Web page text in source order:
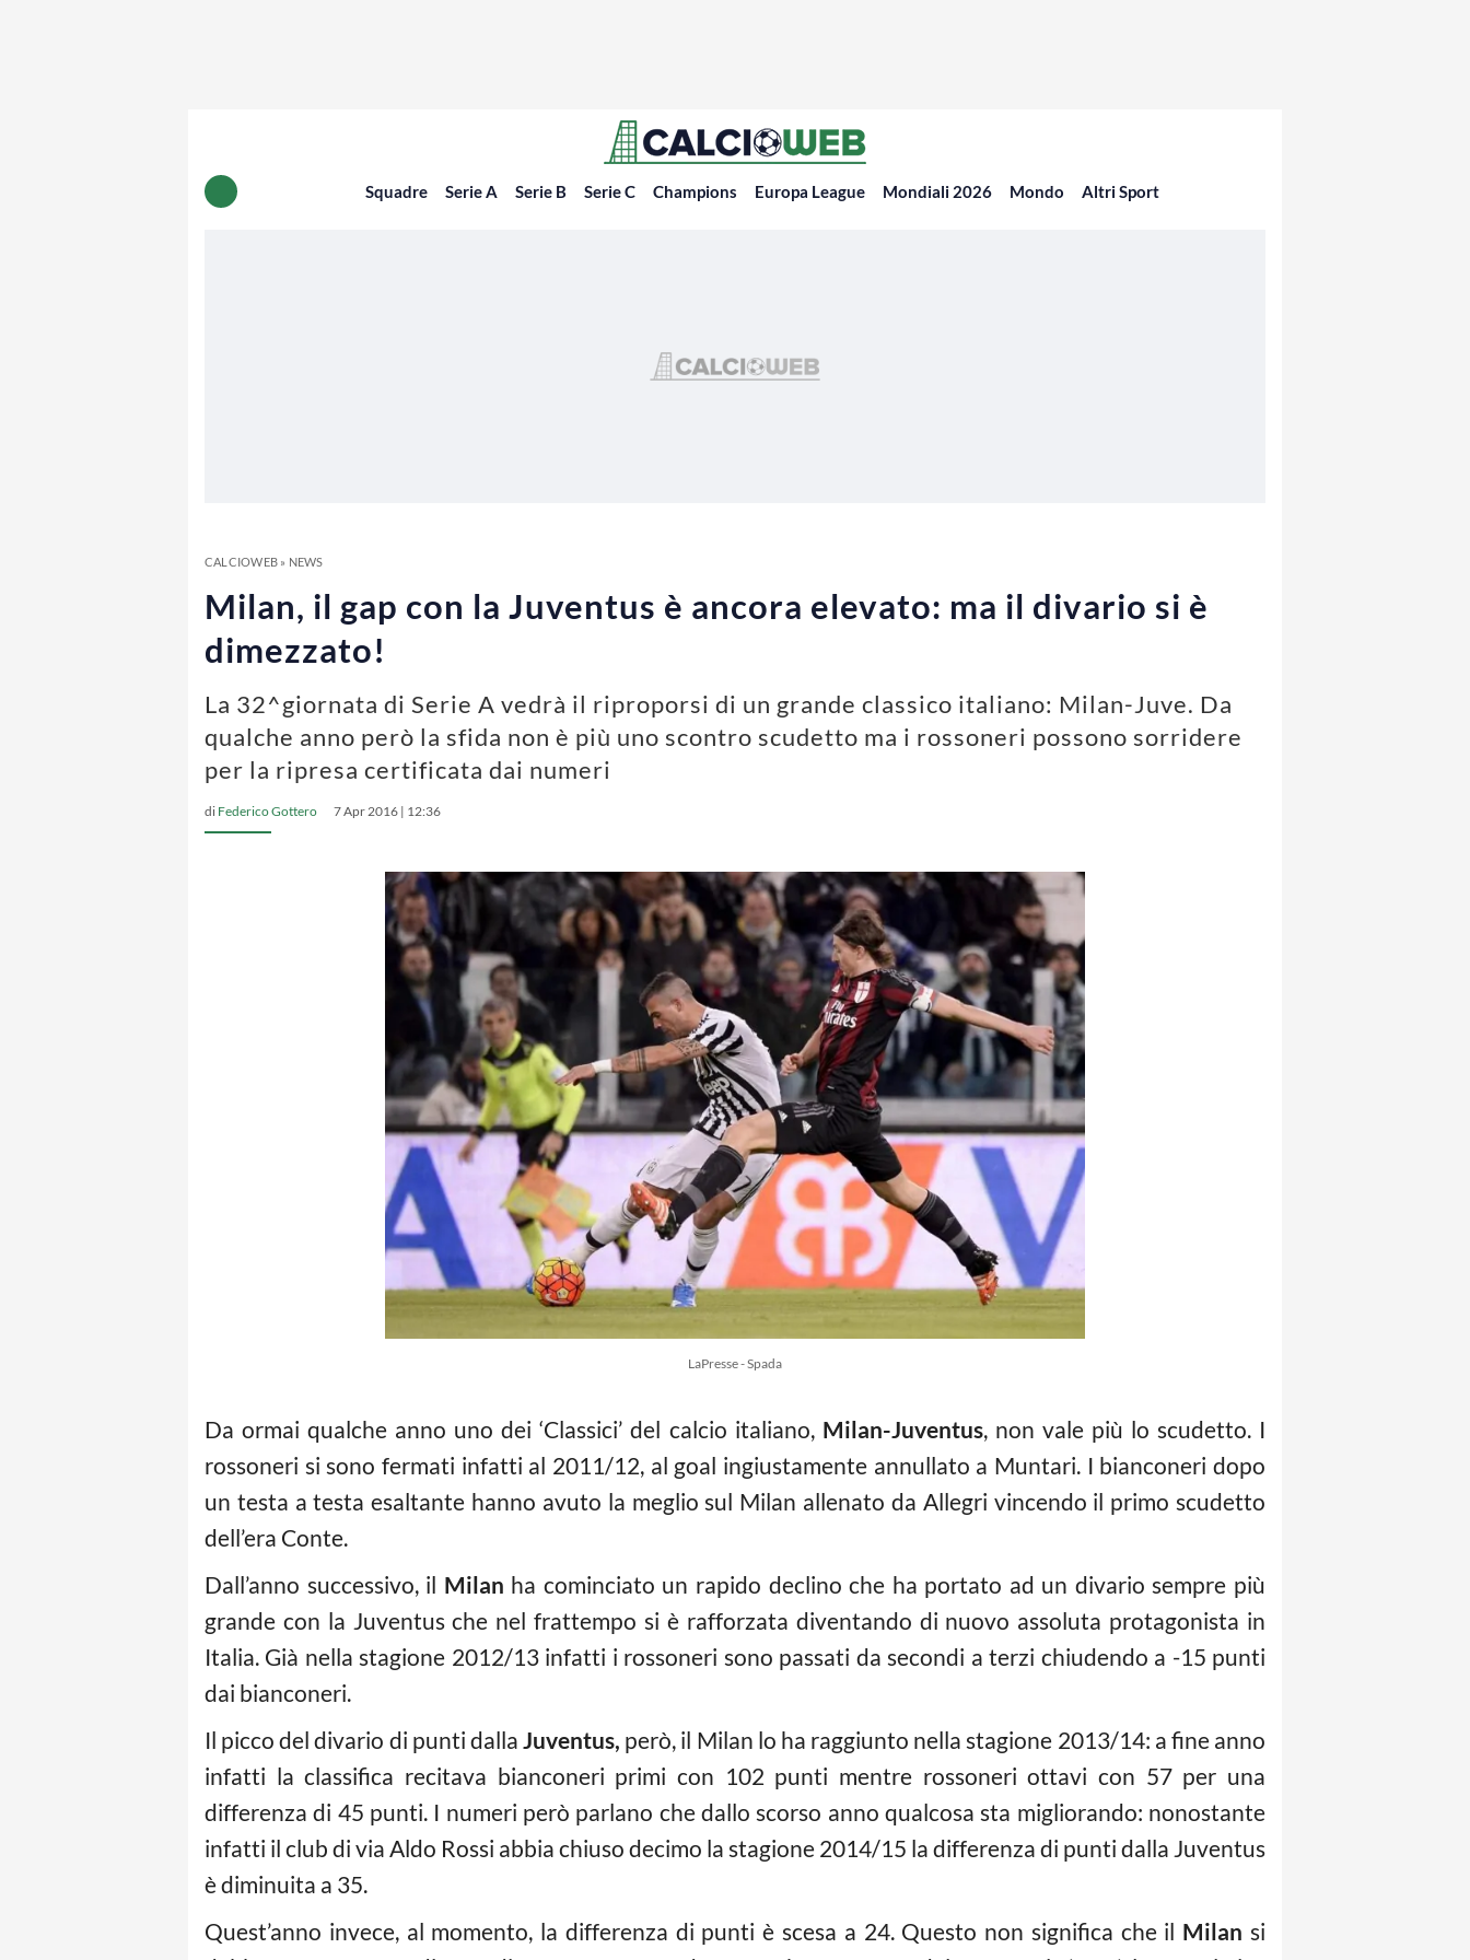
Squadre Serie A Serie B Serie C Champions Europa League Mondiali 2026 Mondo Altri Sport
CALCIOWEB» NEWS
Milan, il gap con la Juventus è ancora elevato: ma il divario si è
dimezzato!
La 32^giornata di Serie A vedrà il riproporsi di un grande classico italiano: Milan-Juve. Da
qualche anno però la sfida non è più uno scontro scudetto ma i rossoneri possono sorridere
per la ripresa certificata dai numeri
di Federico Gottero 7 Apr 2016 | 12:36
LaPresse - Spada
Da ormai qualche anno uno dei ‘Classici’ del calcio italiano, Milan-Juventus, non vale più lo scudetto. I
rossoneri si sono fermati infatti al 2011/12, al goal ingiustamente annullato a Muntari. I bianconeri dopo
un testa a testa esaltante hanno avuto la meglio sul Milan allenato da Allegri vincendo il primo scudetto
dell’era Conte.
Dall’anno successivo, il Milan ha cominciato un rapido declino che ha portato ad un divario sempre più
grande con la Juventus che nel frattempo si è rafforzata diventando di nuovo assoluta protagonista in
Italia. Già nella stagione 2012/13 infatti i rossoneri sono passati da secondi a terzi chiudendo a -15 punti
dai bianconeri.
Il picco del divario di punti dallaJuventus, però, il Milan lo ha raggiunto nella stagione 2013/14: a fine anno
infatti la classifica recitava bianconeri primi con 102 punti mentre rossoneri ottavi con 57 per una
differenza di 45 punti. I numeri però parlano che dallo scorso anno qualcosa sta migliorando: nonostante
infatti il club di via Aldo Rossi abbia chiuso decimo la stagione 2014/15 la differenza di punti dalla Juventus
è diminuita a 35.
Quest’anno invece, al momento, la differenza di punti è scesa a 24. Questo non significa che il Milan si